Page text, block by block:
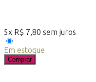
5x R$ 7,80 sem juros
Em estoque
Comprar